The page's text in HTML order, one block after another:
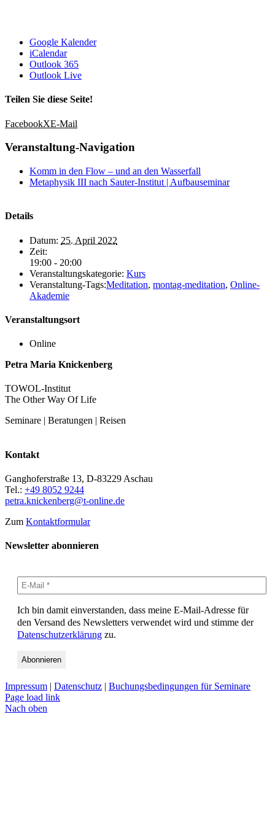
Google Kalender
iCalendar
Outlook 365
Outlook Live
Teilen Sie diese Seite!
FacebookXE-Mail
Veranstaltung-Navigation
Komm in den Flow – und an den Wasserfall
Metaphysik III nach Sauter-Institut | Aufbauseminar
Details
Datum: 25. April 2022
Zeit:
19:00 - 20:00
Veranstaltungskategorie: Kurs
Veranstaltung-Tags:Meditation, montag-meditation, Online-
Akademie
Veranstaltungsort
Online
Petra Maria Knickenberg
TOWOL-Institut
The Other Way Of Life
Seminare | Beratungen | Reisen
Kontakt
Ganghoferstraße 13, D-83229 Aschau
Tel.: +49 8052 9244
petra.knickenberg@t-online.de
Zum Kontaktformular
Newsletter abonnieren
Ich bin damit einverstanden, dass meine E-Mail-Adresse für
den Versand des Newsletters verwendet wird und stimme der
Datenschutzerklärung zu.
Impressum | Datenschutz | Buchungsbedingungen für Seminare
Page load link
Nach oben